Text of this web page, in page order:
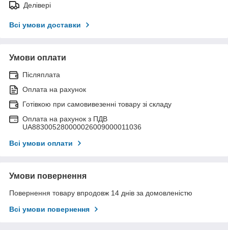
Делівері
Всі умови доставки
Умови оплати
Післяплата
Оплата на рахунок
Готівкою при самовивезенні товару зі складу
Оплата на рахунок з ПДВ
UA883005280000026009000011036
Всі умови оплати
Умови повернення
Повернення товару впродовж 14 днів за домовленістю
Всі умови повернення